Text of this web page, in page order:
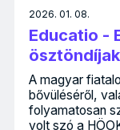
2026. 01. 08.
Educatio -
A magyar
bővüléséről,
folyamatosan
volt szó a